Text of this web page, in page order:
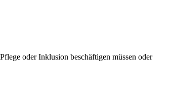
oder Inklusion beschäftigen müssen oder